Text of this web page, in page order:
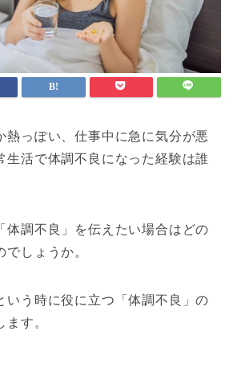
熱っぽい、仕事中に急に気分が悪
生活で体調不良になった経験は誰
体調不良」を伝えたい場合はどの
でしょうか。
いう時に役に立つ「体調不良」の
す。